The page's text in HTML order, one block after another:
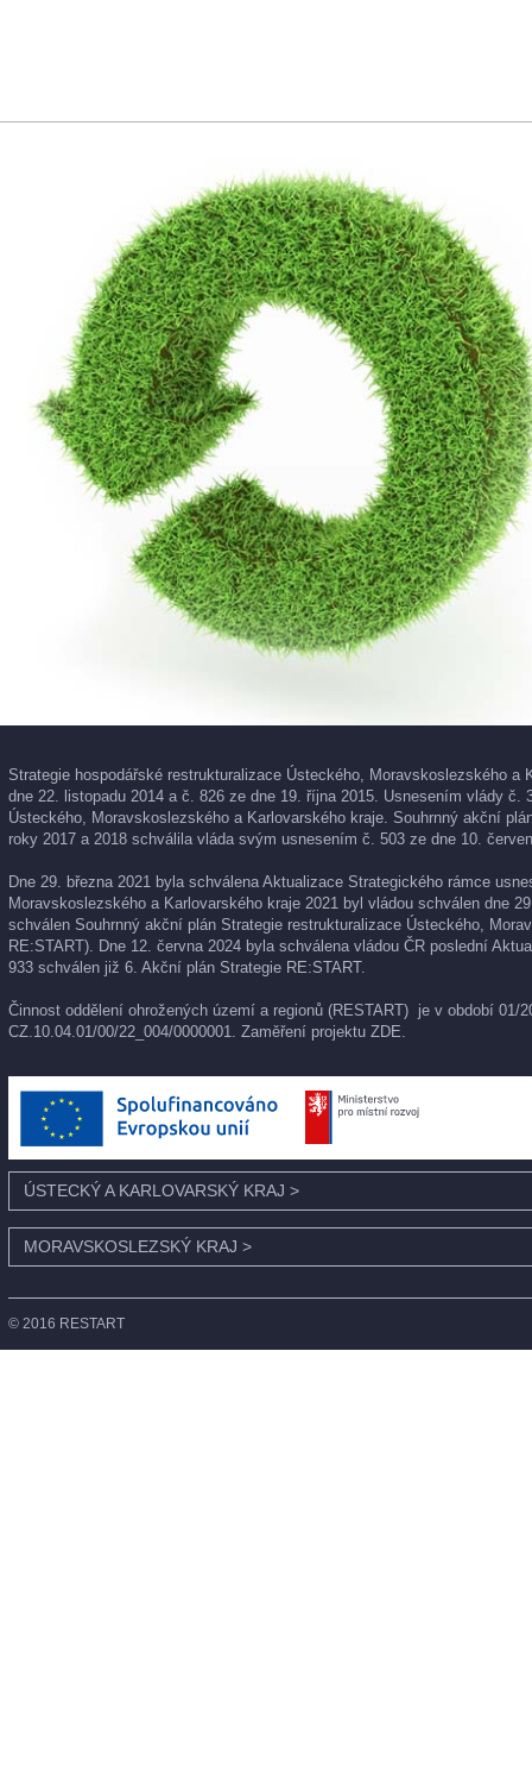
Strategie hospodářské restrukturalizace Ústeckého, Moravskoslezského
dne 22. listopadu 2014 a č. 826 ze dne 19. října 2015. Usnesením vlády
Ústeckého, Moravskoslezského a Karlovarského kraje. Souhrnný akční
roky 2017 a 2018 schválila vláda svým usnesením č. 503 ze dne 10.
Dne 29. března 2021 byla schválena Aktualizace Strategického rámce
Moravskoslezského a Karlovarského kraje 2021 byl vládou schválen dne
schválen Souhrnný akční plán Strategie restrukturalizace Ústeckého,
RE:START). Dne 12. června 2024 byla schválena vládou ČR poslední
933 schválen již 6. Akční plán Strategie RE:START.
Činnost oddělení ohrožených území a regionů (RESTART) je v období
CZ.10.04.01/00/22_004/0000001. Zaměření projektu ZDE
ÚSTECKÝ A KARLOVARSKÝ KRAJ >
MORAVSKOSLEZSKÝ KRAJ >
© 2016 RESTART